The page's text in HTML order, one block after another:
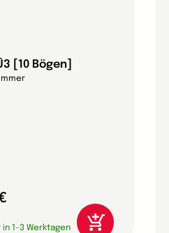
[10 Bögen]
1-3 Werktagen